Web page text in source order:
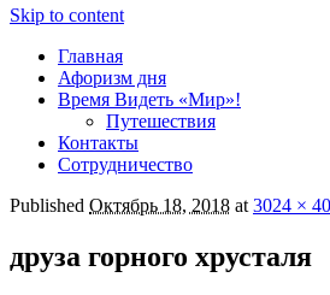
Skip to content
Главная
Афоризм дня
Время Видеть «Мир»!
Путешествия
Контакты
Сотрудничество
Published Октябрь 18, 2018 at 3024 ×
друза горного хрусталя